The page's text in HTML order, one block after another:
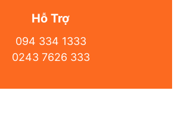
Hỗ Trợ
094 334 1333
0243 7626 333